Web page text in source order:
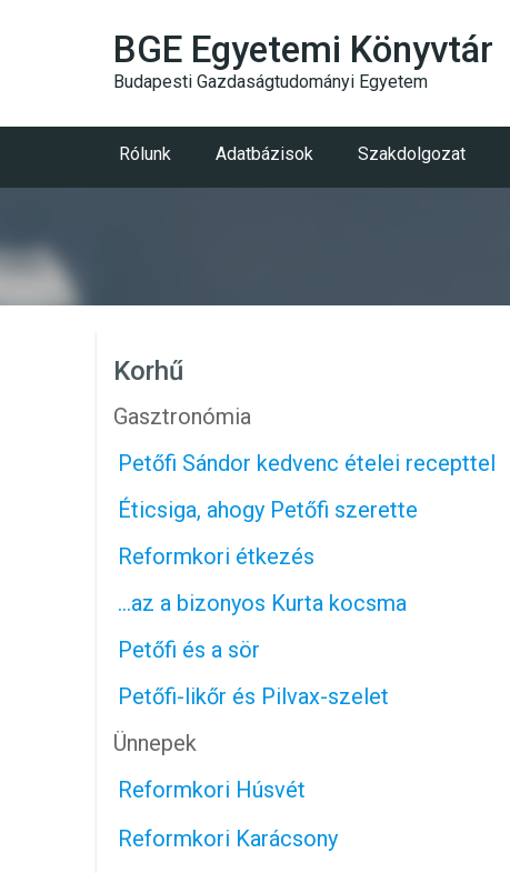
BGE Egyetemi Könyvtár
Budapesti Gazdaságtudományi Egyetem
Rólunk Adatbázisok Szakdolgozat
Korhű
Gasztronómia
Petőfi Sándor kedvenc ételei recepttel
Éticsiga, ahogy Petőfi szerette
Reformkori étkezés
…az a bizonyos Kurta kocsma
Petőfi és a sör
Petőfi-likőr és Pilvax-szelet
Ünnepek
Reformkori Húsvét
Reformkori Karácsony